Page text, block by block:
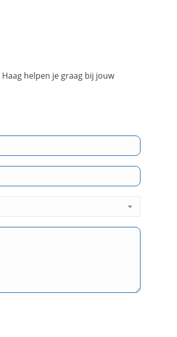
helpen je graag bij jouw